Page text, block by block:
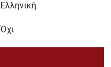
Ελληνική
Όχι